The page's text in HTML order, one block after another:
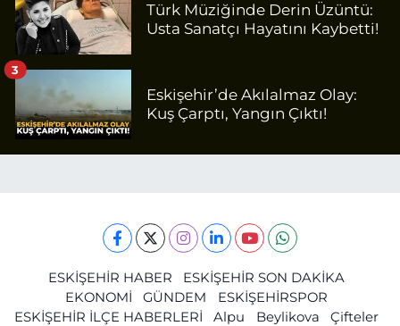
Türk Müziğinde Derin Üzüntü:
Usta Sanatçı Hayatını Kaybetti!
Eskişehir’de Akılalmaz Olay:
Kuş Çarptı, Yangın Çıktı!
3
ESKİŞEHİR HABER
ESKİŞEHİR SON DAKİKA
EKONOMİ
GÜNDEM
ESKİŞEHİRSPOR
ESKİŞEHİR İLÇE HABERLERİ
Alpu Beylikova
Çifteler